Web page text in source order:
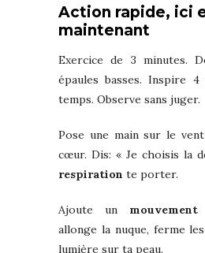
Action rapide, ici
maintenant
Exercice de 3 minutes.
épaules basses. Inspire
temps. Observe sans juger.
Pose une main sur le
cœur. Dis: « Je choisis la
respiration te porter.
Ajoute un mouvement
allonge la nuque, ferme
lumière sur ta peau.